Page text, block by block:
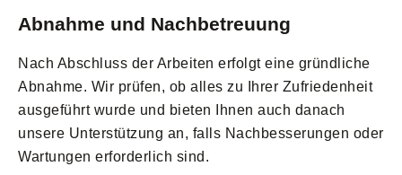
Abnahme und Nachbetreuung
Nach Abschluss der Arbeiten erfolgt eine gründliche
Abnahme. Wir prüfen, ob alles zu Ihrer Zufriedenheit
ausgeführt wurde und bieten Ihnen auch danach
unsere Unterstützung an, falls Nachbesserungen oder
Wartungen erforderlich sind.